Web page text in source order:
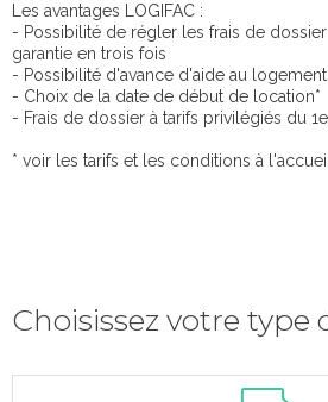
Les avantages LOGIFAC :
- Possibilité de régler les frais de
garantie en trois fois
- Possibilité d'avance d'aide au
- Choix de la date de début de location*
- Frais de dossier à tarifs privilégiés du
* voir les tarifs et les conditions à
Choisissez votre